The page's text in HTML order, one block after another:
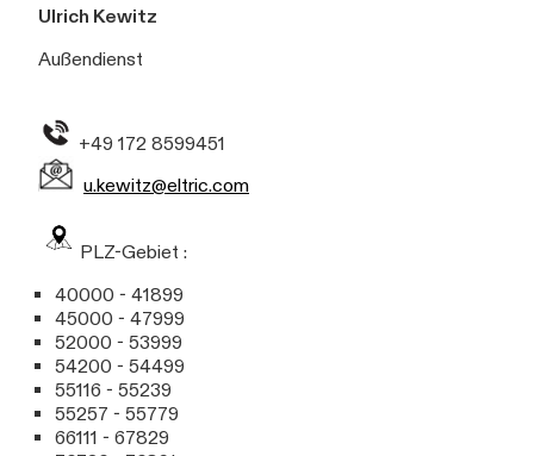
Ulrich Kewitz
Außendienst
+49 172 8599451
u.kewitz@eltric.com
PLZ-Gebiet :
40000 - 41899
45000 - 47999
52000 - 53999
54200 - 54499
55116 - 55239
55257 - 55779
66111 - 67829